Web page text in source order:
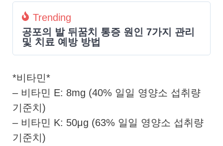
Trending
공포의 발 뒤꿈치 통증 원인 7가지 관리
및 치료 예방 방법
*비타민*
– 비타민 E: 8mg (40% 일일 영양소 섭취량
기준치)
– 비타민 K: 50μg (63% 일일 영양소 섭취량
기준치)